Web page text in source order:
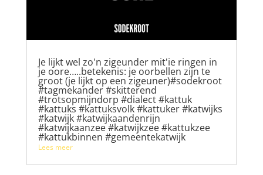
Je lijkt wel zo'n zigeunder mit'ie ringen in
je oore…..betekenis: je oorbellen zijn te
groot (je lijkt op een zigeuner)#sodekroot
#tagmekander #skitterend
#trotsopmijndorp #dialect #kattuk
#kattuks #kattuksvolk #kattuker #katwijks
#katwijk #katwijkaandenrijn
#katwijkaanzee #katwijkzee #kattukzee
#kattukbinnen #gemeentekatwijk
Lees meer